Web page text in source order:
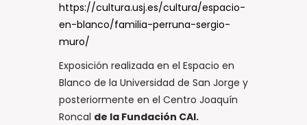
https://cultura.usj.es/cultura/espacio-
en-blanco/familia-perruna-sergio-
muro/
Exposición realizada en el Espacio en
Blanco de la Universidad de San Jorge y
posteriormente en el Centro Joaquín
Roncal de la Fundación CAI.